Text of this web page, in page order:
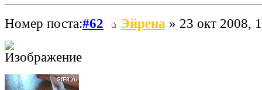
Номер поста:#62 Эйрена » 23 окт 2008,